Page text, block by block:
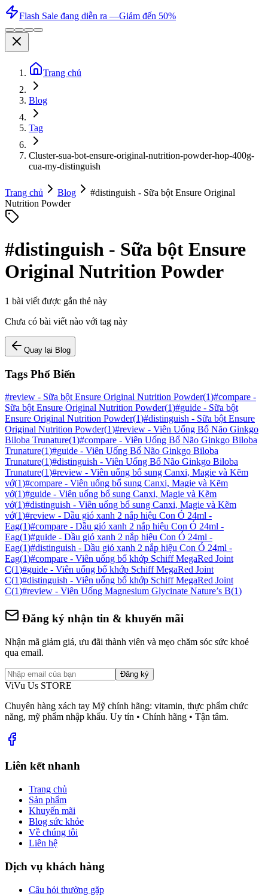
Flash Sale đang diễn ra —Giảm đến 50%
Trang chủ
Blog
Tag
Cluster-sua-bot-ensure-original-nutrition-powder-hop-400g-
cua-my-distinguish
Trang chủ Blog #distinguish - Sữa bột Ensure Original
Nutrition Powder
#distinguish - Sữa bột Ensure
Original Nutrition Powder
1 bài viết được gắn thẻ này
Chưa có bài viết nào với tag này
Quay lại Blog
Tags Phổ Biến
#review - Sữa bột Ensure Original Nutrition Powder(1)#compare -
Sữa bột Ensure Original Nutrition Powder(1)#guide - Sữa bột
Ensure Original Nutrition Powder(1)#distinguish - Sữa bột Ensure
Original Nutrition Powder(1)#review - Viên Uống Bổ Não Ginkgo
Biloba Trunature(1)#compare - Viên Uống Bổ Não Ginkgo Biloba
Trunature(1)#guide - Viên Uống Bổ Não Ginkgo Biloba
Trunature(1)#distinguish - Viên Uống Bổ Não Ginkgo Biloba
Trunature(1)#review - Viên uống bổ sung Canxi, Magie và Kẽm
vớ(1)#compare - Viên uống bổ sung Canxi, Magie và Kẽm
vớ(1)#guide - Viên uống bổ sung Canxi, Magie và Kẽm
vớ(1)#distinguish - Viên uống bổ sung Canxi, Magie và Kẽm
vớ(1)#review - Dầu gió xanh 2 nắp hiệu Con Ó 24ml -
Eag(1)#compare - Dầu gió xanh 2 nắp hiệu Con Ó 24ml -
Eag(1)#guide - Dầu gió xanh 2 nắp hiệu Con Ó 24ml -
Eag(1)#distinguish - Dầu gió xanh 2 nắp hiệu Con Ó 24ml -
Eag(1)#compare - Viên uống bổ khớp Schiff MegaRed Joint
C(1)#guide - Viên uống bổ khớp Schiff MegaRed Joint
C(1)#distinguish - Viên uống bổ khớp Schiff MegaRed Joint
C(1)#review - Viên Uống Magnesium Glycinate Nature’s B(1)
Đăng ký nhận tin & khuyến mãi
Nhận mã giảm giá, ưu đãi thành viên và mẹo chăm sóc sức khoẻ
qua email.
Đăng ký
ViVu Us STORE
Chuyên hàng xách tay Mỹ chính hãng: vitamin, thực phẩm chức
năng, mỹ phẩm nhập khẩu. Uy tín • Chính hãng • Tận tâm.
Liên kết nhanh
Trang chủ
Sản phẩm
Khuyến mãi
Blog sức khỏe
Về chúng tôi
Liên hệ
Dịch vụ khách hàng
Câu hỏi thường gặp